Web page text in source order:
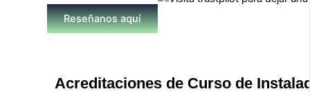
Reseñanos aquí
Acreditaciones de Curso de